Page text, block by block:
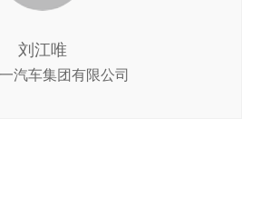
刘江唯
汽车集团有限公司